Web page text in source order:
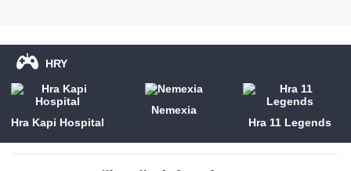
HRY
Hra Kapi Hospital
Nemexia
Hra 11 Legends